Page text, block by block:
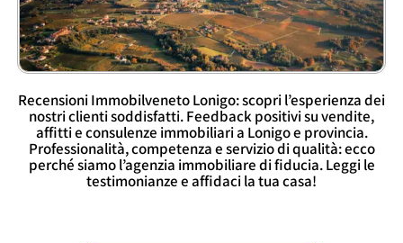
Recensioni Immobilveneto Lonigo: scopri l’esperienza dei
nostri clienti soddisfatti. Feedback positivi su vendite,
affitti e consulenze immobiliari a Lonigo e provincia.
Professionalità, competenza e servizio di qualità: ecco
perché siamo l’agenzia immobiliare di fiducia. Leggi le
testimonianze e affidaci la tua casa!